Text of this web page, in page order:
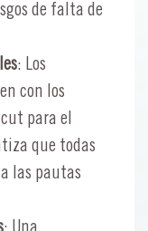
de falta de
: Los
con los
para el
que todas
las pautas
: Una